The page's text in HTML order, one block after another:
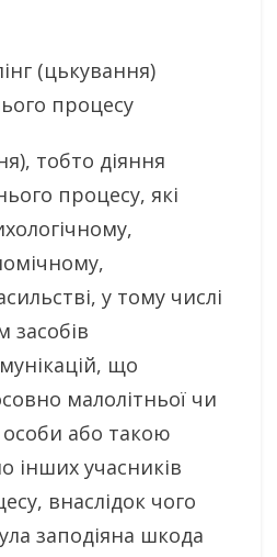
(цькування)
процесу
тобто діяння
процесу, які
у тому числі
засобів
що
малолітньої чи
особи або такою
інших учасників
внаслідок чого
заподіяна шкода